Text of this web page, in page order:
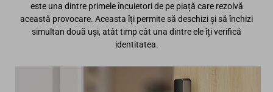
este una dintre primele încuietori de pe piață care rezolvă
această provocare. Aceasta îți permite să deschizi și să închizi
simultan două uși, atât timp cât una dintre ele îți verifică
identitatea.